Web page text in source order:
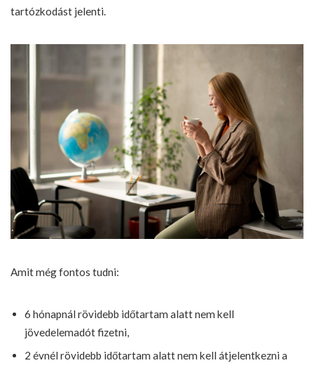
tartózkodást jelenti.
Amit még fontos tudni:
6 hónapnál rövidebb időtartam alatt nem kell
jövedelemadót fizetni,
2 évnél rövidebb időtartam alatt nem kell átjelentkezni a